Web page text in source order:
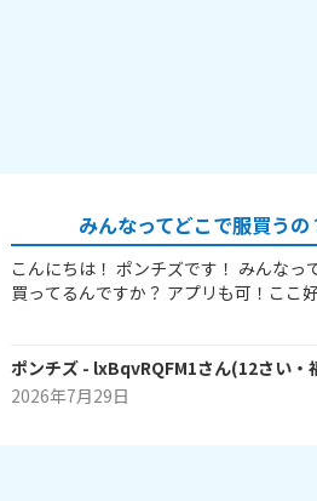
みんなってどこで服買うの
こんにちは！ ポンチズです！ みんなっ
買ってるんですか？ アプリも可！ここ
ポンチズ - lxBqvRQFM1さん(12さい・
2026年7月29日